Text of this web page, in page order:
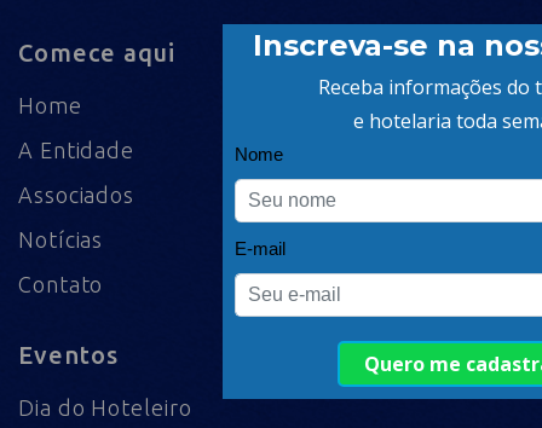
Comece aqui
Home
A Entidade
Associados
Notícias
Contato
Eventos
Dia do Hoteleiro